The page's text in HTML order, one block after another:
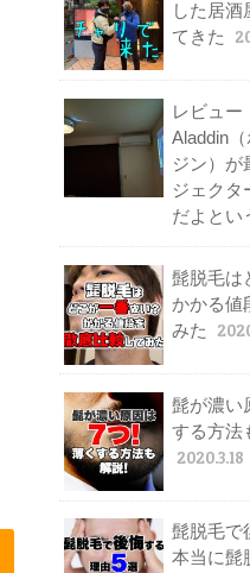
した居酒
てきた
レビュ
Aladdin
ジン）が
ジェクタ
だよとい
髭脱毛は
かかる値
みた
髭が濃い
する方法
2020.3.18
髭脱毛で
本当に髭